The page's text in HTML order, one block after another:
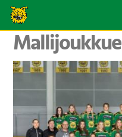
Mallijoukkue